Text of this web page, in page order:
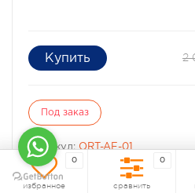
2
Под заказ
Артикул: ORT-AF-01
0
избранное
0
сравнить